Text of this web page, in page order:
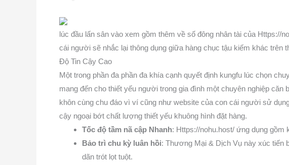
lúc đầu lấn sân vào xem gồm thêm về số đông nhân tài của
cái người sẽ nhắc lại thông dụng giữa hàng chục tậu kiếm khác trên
Độ Tin Cậy Cao
Một trong phần đa phần đa khía cạnh quyết định kungfu lúc chọn
mang đến cho thiết yếu người trong gia đình một chuyên nghiệp
khôn cùng chu đáo vì ví cũng như website của con cái người sử
cậy ngoại bớt chất lượng thiết yếu khuông hình đặt hàng.
Tốc độ tầm nã cập Nhanh: Https://nohu.host/ ứng dụng gồm
Bảo trì chu kỳ luân hồi: Thương Mại & Dịch Vụ này xúc tiến
dãn trót lọt tuột.